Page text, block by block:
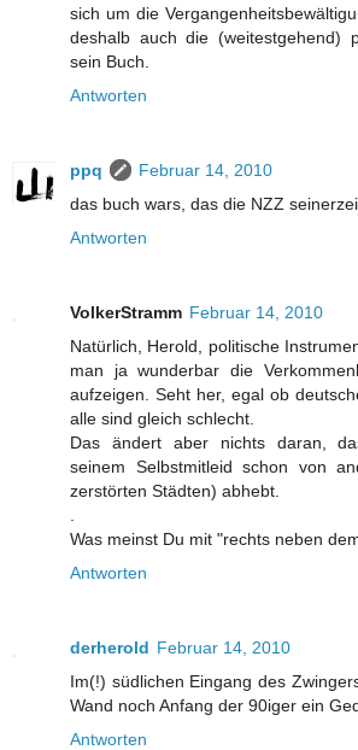
sich um die
deshalb auch die (weitestgehend)
sein Buch.
Antworten
ppq
Februar 14, 2010
das buch wars, das die NZZ
Antworten
VolkerStramm Februar 14, 2010
Natürlich, Herold, politische
man ja wunderbar die
aufzeigen. Seht her, egal ob
alle sind gleich schlecht.
Das ändert aber nichts daran,
seinem Selbstmitleid schon von
zerstörten Städten) abhebt.
Was meinst Du mit "rechts neben
Antworten
derherold Februar 14, 2010
Im(!) südlichen Eingang des
Wand noch Anfang der 90iger ein
Antworten